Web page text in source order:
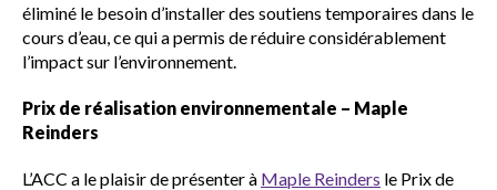
éliminé le besoin d’installer des soutiens temporaires dans le
cours d’eau, ce qui a permis de réduire considérablement
l’impact sur l’environnement.
Prix de réalisation environnementale – Maple
Reinders
L’ACC a le plaisir de présenter à Maple Reinders le Prix de